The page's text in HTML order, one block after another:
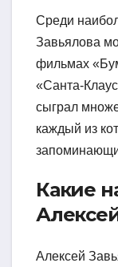
Среди
Завьялова
фильмах
«Санта-
сыграл
каждый из
Какие
Алексей